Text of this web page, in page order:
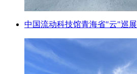
中国流动科技馆青海省"云"巡展